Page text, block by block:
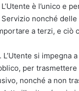
L’Utente è l’unico e
nonché
a terzi, e ciò
L’Utente si impegna
per
nonché a non